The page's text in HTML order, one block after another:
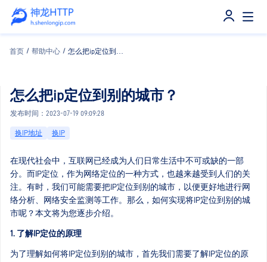
首页 / 帮助中心 /
怎么把ip定位到别的城市？
发布时间：2023-07-19 09:09:28
换IP地址 换IP
在现代社会中，互联网已经成为人们日常生活中不可或缺的一部
分。而IP定位，作为网络定位的一种方式，也越来越受到人们的关
注。有时，我们可能需要把IP定位到别的城市，以便更好地进行网
络分析、网络安全监测等工作。那么，如何实现将IP定位到别的城
市呢？本文将为您逐步介绍。
1. 了解IP定位的原理
为了理解如何将IP定位到别的城市，首先我们需要了解IP定位的原